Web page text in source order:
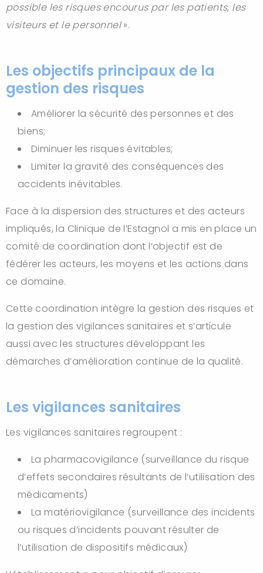
possible les risques encourus par les patients, les
visiteurs et le personnel».
Les objectifs principaux de la
gestion des risques
Améliorer la sécurité des personnes et des
biens;
Diminuer les risques évitables;
Limiter la gravité des conséquences des
accidents inévitables.
Face à la dispersion des structures et des acteurs
impliqués, la Clinique de l’Estagnol a mis en place un
comité de coordination dont l’objectif est de
fédérer les acteurs, les moyens et les actions dans
ce domaine.
Cette coordination intègre la gestion des risques et
la gestion des vigilances sanitaires et s’articule
aussi avec les structures développant les
démarches d’amélioration continue de la qualité.
Les vigilances sanitaires
Les vigilances sanitaires regroupent :
La pharmacovigilance (surveillance du risque
d’effets secondaires résultants de l’utilisation des
médicaments)
La matériovigilance (surveillance des incidents
ou risques d’incidents pouvant résulter de
l’utilisation de dispositifs médicaux)